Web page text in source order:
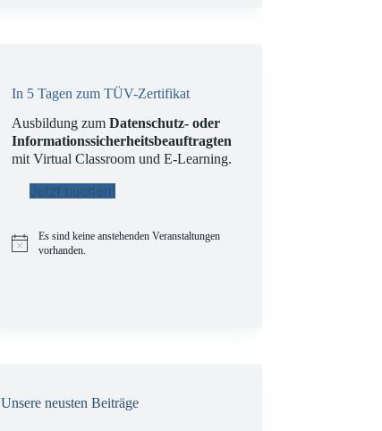
In 5 Tagen zum TÜV-Zertifikat
Ausbildung zumDatenschutz- oder
Informationssicherheitsbeauftragten
mit Virtual Classroom und E-Learning.
Jetzt buchen!
H
Es sind keine anstehenden Veranstaltungen
vorhanden.
Unsere neusten Beiträge